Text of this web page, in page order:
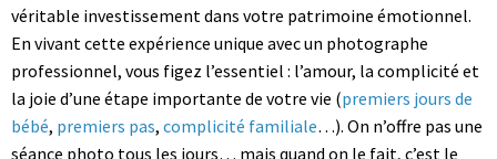
véritable investissement dans votre patrimoine émotionnel.
En vivant cette expérience unique avec un photographe
professionnel, vous figez l’essentiel : l’amour, la complicité et
la joie d’une étape importante de votre vie (premiers jours de
bébé, premiers pas, complicité familiale…). On n’offre pas une
séance photo tous les jours… mais quand on le fait, c’est le